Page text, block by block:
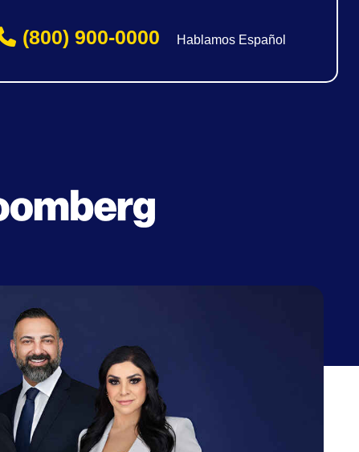
(800) 900-0000 Hablamos Español